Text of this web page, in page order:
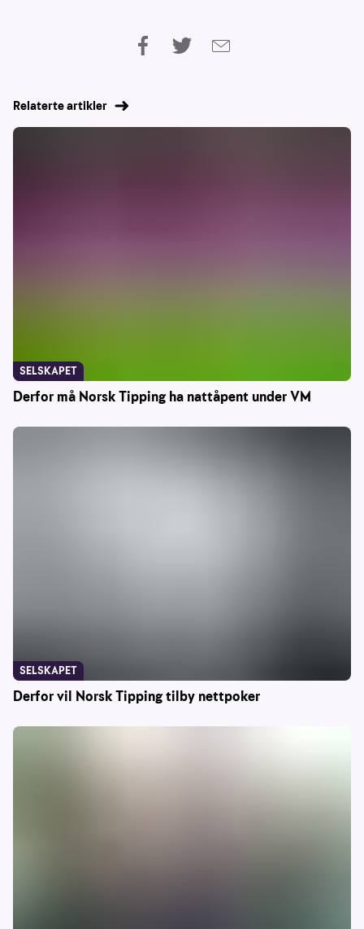
Relaterte artikler
Derfor må Norsk Tipping ha nattåpent under VM
SELSKAPET
Derfor vil Norsk Tipping tilby nettpoker
SELSKAPET